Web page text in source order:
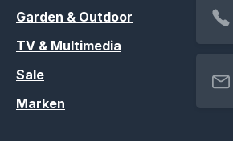
Garden & Outdoor
TV & Multimedia
Sale
Marken